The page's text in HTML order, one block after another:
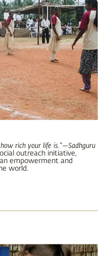
rich your life is.”—Sadhguru
outreach initiative,
empowerment and
world.